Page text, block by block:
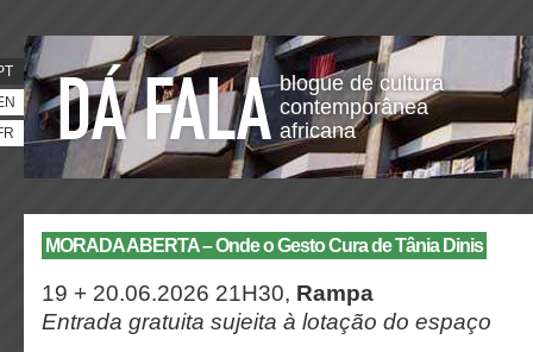
blogue de cultura
contemporânea
africana
MORADA ABERTA – Onde o Gesto Cura de Tânia Dinis
19 + 20.06.2026 21H30, Rampa
Entrada gratuita sujeita à lotação do espaço